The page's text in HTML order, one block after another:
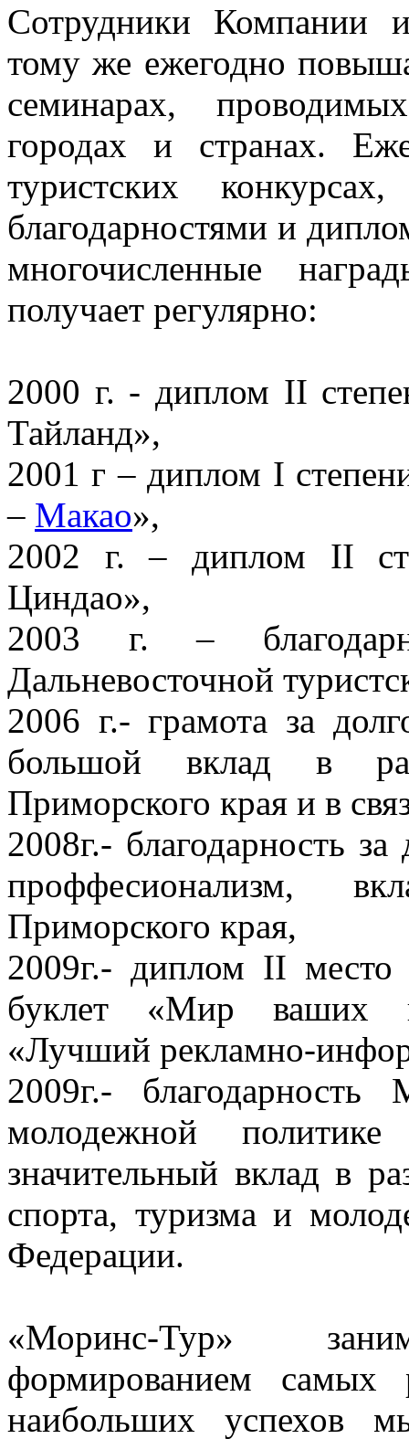
Сотрудники Компании
тому же ежегодно
семинарах,
городах и странах.
туристских
благодарностями и
многочисленные
получает регулярно:
2000 г. - диплом II
Тайланд»,
2001 г – диплом I
– Макао»,
2002 г. – диплом II
Циндао»,
2003 г. –
Дальневосточной
2006 г.- грамота за
большой вклад в
Приморского края и в
2008г.- благодарность
проффесионализм,
Приморского края,
2009г.- диплом II место
буклет «Мир ваших
«Лучший рекламно-
2009г.-
молодежной
значительный вклад в
спорта, туризма и
Федерации.
«Моринс-Тур»
формированием
наибольших успехов